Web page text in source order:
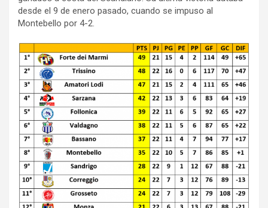
desde el 9 de enero pasado, cuando se impuso al
Montebello por 4-2.